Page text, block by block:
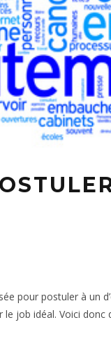
pour postuler à un
job idéal. Voici